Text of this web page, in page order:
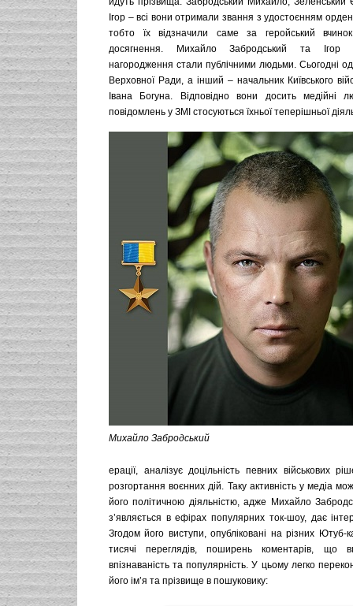
Ігор – всі вони отримали звання з удостоєнням
тобто їх відзначили саме за геройський
досягнення. Михайло Забродський та Ігор
нагородження стали публічними людьми. Сьогодні
Верховної Ради, а інший – начальник Київського
Івана Богуна. Відповідно вони досить медійні
повідомлень у ЗМІ стосуються їхньої теперішньої
Михайло Забродський
ерації, аналізує доцільність певних військових
розгортання воєнних дій. Таку активність у медіа
його політичною діяльністю, адже Михайло
з’являється в ефірах популярних ток-шоу, дає
Згодом його виступи, опубліковані на різних Ютуб-
тисячі переглядів, поширень коментарів, що
впізнаваність та популярність. У цьому легко
його ім’я та прізвище в пошуковику: